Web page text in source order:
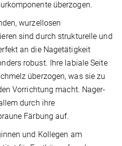
überzogen.
wurzellosen
sind durch strukturelle und
an die Nagetätigkeit
robust. Ihre labiale Seite
überzogen, was sie zu
Vorrichtung macht. Nager-
durch ihre
Färbung auf.
und Kollegen am